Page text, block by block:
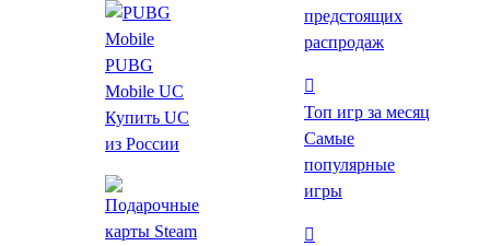
PUBG
Mobile UC
Купить UC
из России
предстоящих
распродаж
Топ игр за месяц
Самые
популярные
игры
*Проверяйте регион активации после перехода на
страницу магазина.